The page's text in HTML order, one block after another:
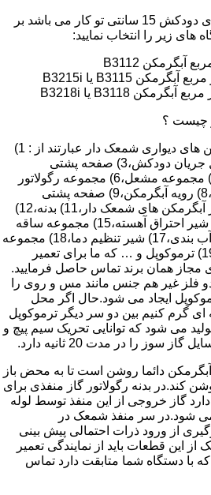
در صورتی که واحد شما دارای دودکش 15 سانتی تو کار می باشد بر
های زیر را انتخاب نمایید:
چیست ؟
قطعات ساختمان آب گرم کن های دیواری شمعک دار عبارتند از : 1)
کلاهک تعدیل،2) کلاهک تعدیل جریان دودکش،3) صفحه پشتی
آبگرمکن،4) مبدل گرمایی،5) مجموعه مشعل،6) مجموعه رگولاتور
گاز،7) مجموعه رگولاتور آب،8) رویه آبگرمکن،9) صفحه پشتی
آبگرمکن،10) رگولاتور آب در آبگرمکن های شمعک دار،11) بدنه،12)
قاب برنجی،13) شیپوره،14) شیر احتراق آهسته،15) مجموعه ساقه
سوپاپ،16) مجموعه مغزی آب بندی،17) شیر تنظیم دما،18) مجموعه
دیافگرام و میل سوپاپ آب 19) ترموکوپل و … که ما برای تعمیر
مجاز همان برند تماس حاصل فرمایید.
فلز غیر هم جنس مانند مس و روی را
ایجاد می شود.حال اگر محل
گرم کنیم بین دو سر دیگر ترموکوپل
میلی ولت تولید می شود که توانایی تحریک سیم پیچ و
را در مدت 20 ثانیه دارد.
دائما روشن است تا به محض باز
کند.در بدنه رگولاتور گاز منفذی برای
گاز خروجی از این منفذ توسط لوله
شود.در سر منفذ شمعک در
از ورود ذرات احتمالی پیش بینی
این قطعات باید از نمایندگی تعمیر
که با دستگاه شما متابقت دارد تماس